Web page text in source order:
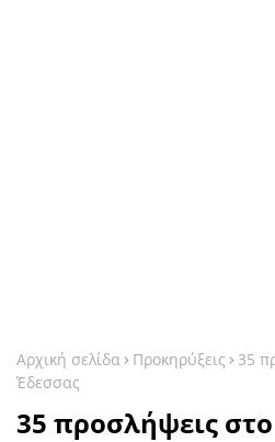
Αρχική σελίδα Προκηρύξεις
35
Έδεσσας
35 προσλήψεις